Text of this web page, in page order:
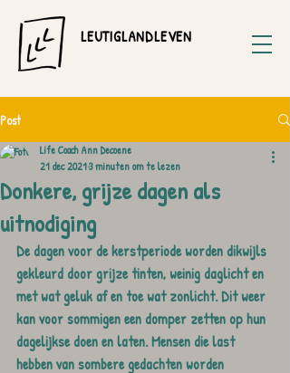
LEUTIGLANDLEVEN
Post
Donkere, grijze dagen als
uitnodiging
Life Coach Ann Decoene
21 dec 20213 minuten om te lezen
De dagen voor de kerstperiode worden dikwijls
gekleurd door grijze tinten, weinig daglicht en
met wat geluk af en toe wat zonlicht. Dit weer
kan voor sommigen een domper zetten op hun
dagelijkse doen en laten. Mensen die last
hebben van sombere gedachten worden